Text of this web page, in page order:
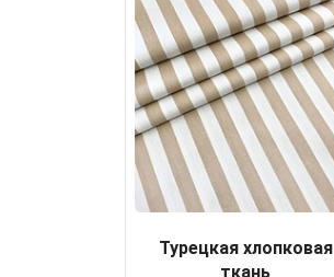
Турецкая хлопковая
ткань